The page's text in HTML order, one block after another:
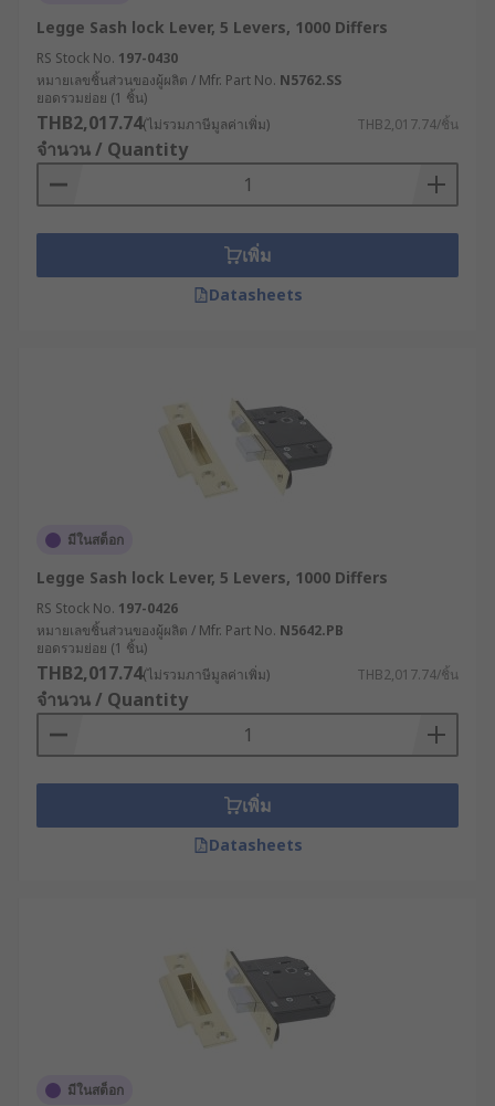
Legge Sash lock Lever, 5 Levers, 1000 Differs
RS Stock No. 197-0430
หมายเลขชิ้นส่วนของผู้ผลิต / Mfr. Part No. N5762.SS
ยอดรวมย่อย (1 ชิ้น)
THB2,017.74(ไม่รวมภาษีมูลค่าเพิ่ม) THB2,017.74/ชิ้น
จำนวน / Quantity
เพิ่ม
Datasheets
มีในสต็อก
Legge Sash lock Lever, 5 Levers, 1000 Differs
RS Stock No. 197-0426
หมายเลขชิ้นส่วนของผู้ผลิต / Mfr. Part No. N5642.PB
ยอดรวมย่อย (1 ชิ้น)
THB2,017.74(ไม่รวมภาษีมูลค่าเพิ่ม) THB2,017.74/ชิ้น
จำนวน / Quantity
เพิ่ม
Datasheets
มีในสต็อก